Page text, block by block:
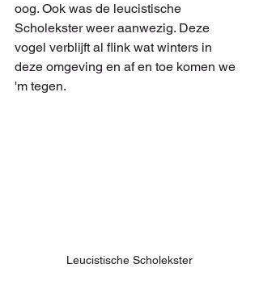
oog. Ook was de leucistische
Scholekster weer aanwezig. Deze
vogel verblijft al flink wat winters in
deze omgeving en af en toe komen we
'm tegen.
Leucistische Scholekster